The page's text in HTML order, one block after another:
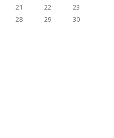
21 22
23
28 29
30